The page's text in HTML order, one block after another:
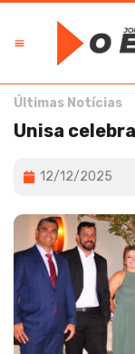
Últimas Notícias
Unisa
12/12/2025